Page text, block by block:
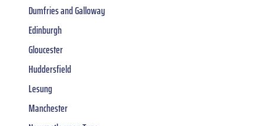
Dumfries and Galloway
Edinburgh
Gloucester
Huddersfield
Lesung
Manchester